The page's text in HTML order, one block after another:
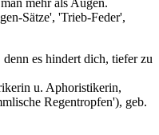
Sätze', 'Trieb-Feder',
es hindert dich, tiefer zu
u. Aphoristikerin,
Regentropfen'), geb.